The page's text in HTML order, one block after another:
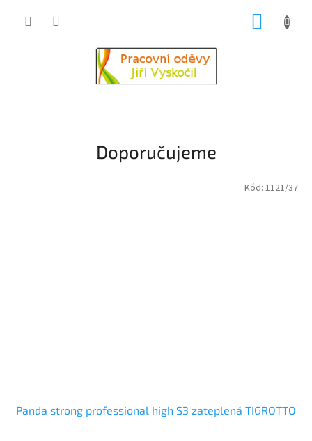
Doporučujeme
Panda strong professional high S3 zateplená TIGROTTO
Kód: 1121/37